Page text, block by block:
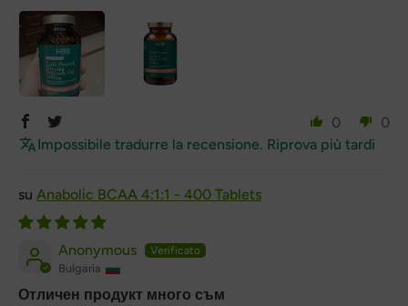
0
0
Impossibile tradurre la recensione. Riprova più tardi
Anabolic BCAA 4:1:1 - 400 Tablets
Anonymous
Bulgaria
Отличен продукт много съм